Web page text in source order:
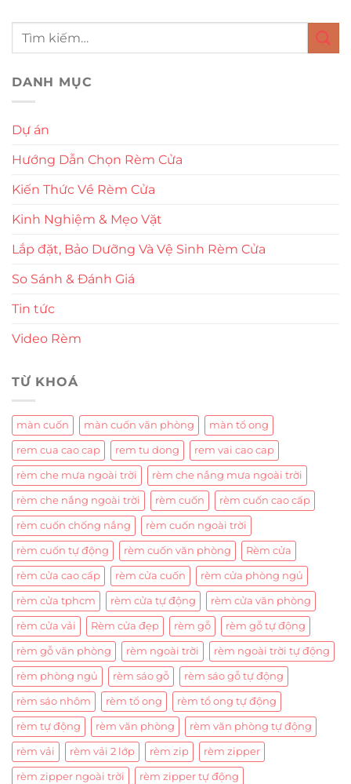
DANH MỤC
Dự án
Hướng Dẫn Chọn Rèm Cửa
Kiến Thức Về Rèm Cửa
Kinh Nghiệm & Mẹo Vặt
Lắp đặt, Bảo Dưỡng Và Vệ Sinh Rèm Cửa
So Sánh & Đánh Giá
Tin tức
Video Rèm
TỪ KHOÁ
màn cuốn màn cuốn văn phòng màn tổ ong
rem cua cao cap rem tu dong rem vai cao cap
rèm che mưa ngoài trời rèm che nắng mưa ngoài trời
rèm che nắng ngoài trời rèm cuốn rèm cuốn cao cấp
rèm cuốn chống nắng rèm cuốn ngoài trời
rèm cuốn tự động rèm cuốn văn phòng Rèm cửa
rèm cửa cao cấp rèm cửa cuốn rèm cửa phòng ngủ
rèm cửa tphcm rèm cửa tự động rèm cửa văn phòng
rèm cửa vải Rèm cửa đẹp rèm gỗ rèm gỗ tự động
rèm gỗ văn phòng rèm ngoài trời rèm ngoài trời tự động
rèm phòng ngủ rèm sáo gỗ rèm sáo gỗ tự động
rèm sáo nhôm rèm tổ ong rèm tổ ong tự động
rèm tự động rèm văn phòng rèm văn phòng tự động
rèm vải rèm vải 2 lớp rèm zip rèm zipper
rèm zipper ngoài trời rèm zipper tự động